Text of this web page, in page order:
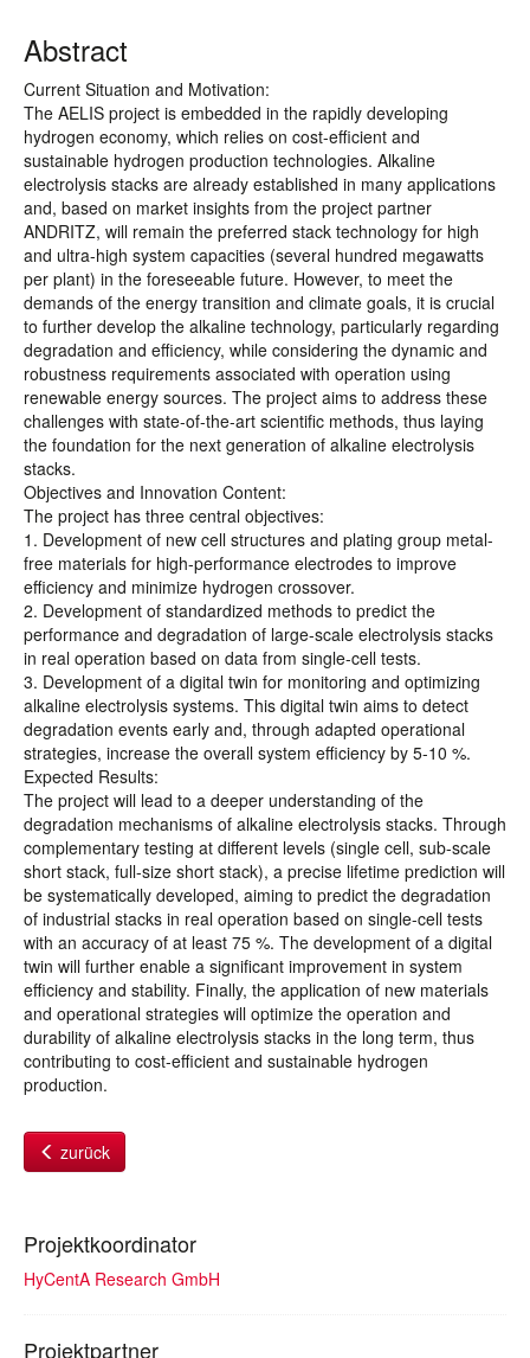
Abstract
Current Situation and Motivation:
The AELIS project is embedded in the rapidly developing
hydrogen economy, which relies on cost-efficient and
sustainable hydrogen production technologies. Alkaline
electrolysis stacks are already established in many applications
and, based on market insights from the project partner
ANDRITZ, will remain the preferred stack technology for high
and ultra-high system capacities (several hundred megawatts
per plant) in the foreseeable future. However, to meet the
demands of the energy transition and climate goals, it is crucial
to further develop the alkaline technology, particularly regarding
degradation and efficiency, while considering the dynamic and
robustness requirements associated with operation using
renewable energy sources. The project aims to address these
challenges with state-of-the-art scientific methods, thus laying
the foundation for the next generation of alkaline electrolysis
stacks.
Objectives and Innovation Content:
The project has three central objectives:
1. Development of new cell structures and plating group metal-
free materials for high-performance electrodes to improve
efficiency and minimize hydrogen crossover.
2. Development of standardized methods to predict the
performance and degradation of large-scale electrolysis stacks
in real operation based on data from single-cell tests.
3. Development of a digital twin for monitoring and optimizing
alkaline electrolysis systems. This digital twin aims to detect
degradation events early and, through adapted operational
strategies, increase the overall system efficiency by 5-10 %.
Expected Results:
The project will lead to a deeper understanding of the
degradation mechanisms of alkaline electrolysis stacks. Through
complementary testing at different levels (single cell, sub-scale
short stack, full-size short stack), a precise lifetime prediction will
be systematically developed, aiming to predict the degradation
of industrial stacks in real operation based on single-cell tests
with an accuracy of at least 75 %. The development of a digital
twin will further enable a significant improvement in system
efficiency and stability. Finally, the application of new materials
and operational strategies will optimize the operation and
durability of alkaline electrolysis stacks in the long term, thus
contributing to cost-efficient and sustainable hydrogen
production.
zurück
Projektkoordinator
HyCentA Research GmbH
Projektpartner